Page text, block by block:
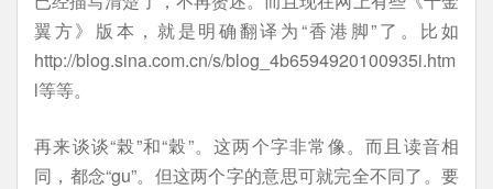
翼方》版本，就是明确翻译为“香港脚”了。比如
http://blog.sina.com.cn/s/blog_4b6594920100935i.htm
l等等。
再来谈谈“榖”和“穀”。这两个字非常像。而且读音相
同，都念“gu”。但这两个字的意思可就完全不同了。要